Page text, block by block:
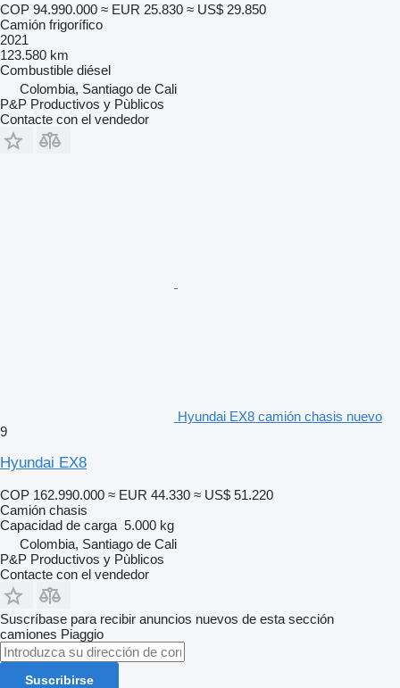
COP 94.990.000 ≈ EUR 25.830 ≈ US$ 29.850
Camión frigorífico
2021
123.580 km
Combustible diésel
Colombia, Santiago de Cali
P&P Productivos y Pùblicos
Contacte con el vendedor
Hyundai EX8 camión chasis nuevo
9
Hyundai EX8
COP 162.990.000 ≈ EUR 44.330 ≈ US$ 51.220
Camión chasis
Capacidad de carga 5.000 kg
Colombia, Santiago de Cali
P&P Productivos y Pùblicos
Contacte con el vendedor
Suscríbase para recibir anuncios nuevos de esta sección
camiones Piaggio
Suscribirse